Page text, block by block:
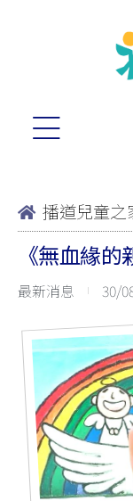
播道兒童之
《無血緣
最新消息 30/